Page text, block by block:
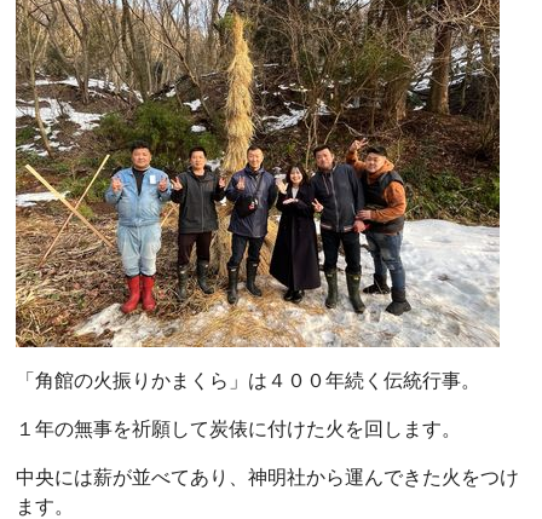
「角館の火振りかまくら」は４００年続く伝統行事。
１年の無事を祈願して炭俵に付けた火を回します。
中央には薪が並べてあり、神明社から運んできた火をつけ
ます。